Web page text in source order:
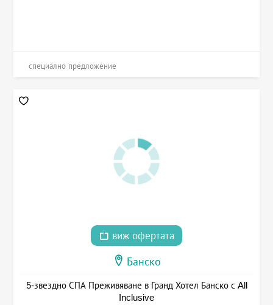
специално предложение
виж офертата
Банско
5-звездно СПА Преживяване в Гранд Хотел Банско с All
Inclusive